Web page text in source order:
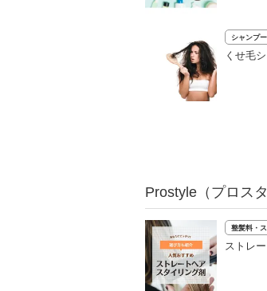
シャンプ
くせ毛
Prostyle（プロス
整髪料・
ストレ